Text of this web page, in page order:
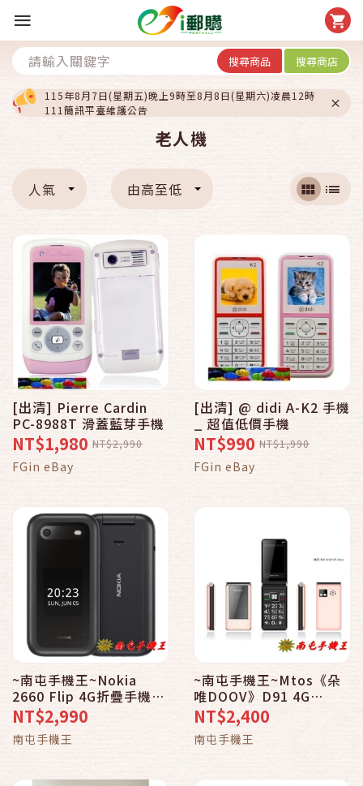
搜尋商品 搜尋商店
115年8月7日(星期五)晚上9時至8月8日(星期六)凌晨12時
111簡訊平臺維護公告
老人機
人氣 由高至低
[出清] Pierre Cardin
PC-8988T 滑蓋藍芽手機
NT$1,980 NT$2,990
FGin eBay
[出清] @ didi A-K2 手機
_ 超值低價手機
NT$990 NT$1,990
FGin eBay
~南屯手機王~Nokia
2660 Flip 4G折疊手機
【宅配免運費】
NT$2,990
南屯手機王
~南屯手機王~Mtos《朵
唯DOOV》D91 4G
VOLTE雙卡摺疊手機【宅
配免運費】
NT$2,400
南屯手機王